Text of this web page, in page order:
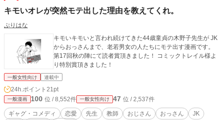
キモいオレが突然モテ出した理由を教えてくれ。
ぷりはな
キモいキモいと言われ続けてきた44歳童貞の木野子先生が JK
からおっさんまで、老若男女の人たちにモテ出す漫画です。
第17回秋の陣にて読者賞頂きました！ コミックトレイル様よ
り特別賞頂きました！
一般女性向け 連載中
24h.ポイント 21pt
一般漫画 100 位 / 8,552件 一般女性向け 47 位 / 2,537件
ギャグ・コメディ 恋愛 先生 教師 おじさん おっさん
JK